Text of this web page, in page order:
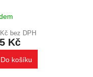
bez DPH
Kč
Do košíku